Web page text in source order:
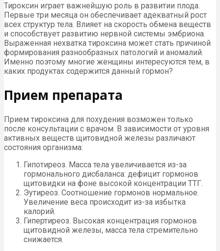
Тироксин играет важнейшую роль в развитии плода.
Первые три месяца он обеспечивает адекватный рост
всех структур тела. Влияет на скорость обмена веществ
и способствует развитию нервной системы эмбриона.
Выраженная нехватка тироксина может стать причиной
формирования разнообразных патологий и аномалий.
Именно поэтому многие женщины интересуются тем, в
каких продуктах содержится данный гормон?
Прием препарата
Прием тироксина для похудения возможен только
после консультации с врачом. В зависимости от уровня
активных веществ щитовидной железы различают
состояния организма:
Гипотиреоз. Масса тела увеличивается из-за
гормонального дисбаланса: дефицит гормонов
щитовидки на фоне высокой концентрации ТТГ.
Эутиреоз. Соотношение гормонов нормальное.
Увеличение веса происходит из-за избытка
калорий.
Гипертиреоз. Высокая концентрация гормонов
щитовидной железы, масса тела стремительно
снижается.